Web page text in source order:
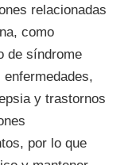
relacionadas
como
de síndrome
y trastornos
por lo que